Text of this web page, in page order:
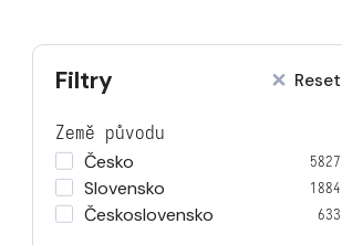
Filtry Reset
Země původu
Česko
5827
Slovensko 1884
Československo 633